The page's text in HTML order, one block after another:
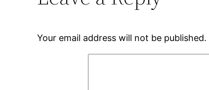
Your email address will not be published.